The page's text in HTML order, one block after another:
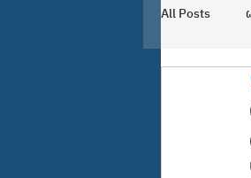
All Posts
ผลงานต